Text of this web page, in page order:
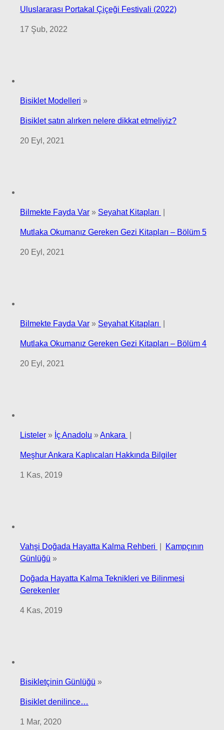
Uluslararası Portakal Çiçeği Festivali (2022)
17 Şub, 2022
Bisiklet Modelleri »
Bisiklet satın alırken nelere dikkat etmeliyiz?
20 Eyl, 2021
Bilmekte Fayda Var » Seyahat Kitapları
Mutlaka Okumanız Gereken Gezi Kitapları – Bölüm 5
20 Eyl, 2021
Bilmekte Fayda Var » Seyahat Kitapları
Mutlaka Okumanız Gereken Gezi Kitapları – Bölüm 4
20 Eyl, 2021
Listeler » İç Anadolu »Ankara
Meşhur Ankara Kaplıcaları Hakkında Bilgiler
1 Kas, 2019
Vahşi Doğada Hayatta Kalma Rehberi
Kampçının
Günlüğü »
Doğada Hayatta Kalma Teknikleri ve Bilinmesi
Gerekenler
4 Kas, 2019
Bisikletçinin Günlüğü »
Bisiklet denilince…
1 Mar, 2020